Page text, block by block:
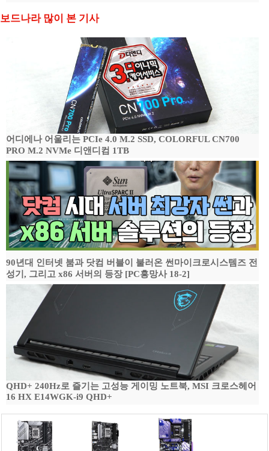
보드나라 많이 본 기사
어디에나 어울리는 PCIe 4.0 M.2 SSD, COLORFUL CN700
PRO M.2 NVMe 디앤디컴 1TB
90년대 인터넷 붐과 닷컴 버블이 불러온 썬마이크로시스템즈 전
성기, 그리고 x86 서버의 등장 [PC흥망사 18-2]
QHD+ 240Hz로 즐기는 고성능 게이밍 노트북, MSI 크로스헤어
16 HX E14WGK-i9 QHD+